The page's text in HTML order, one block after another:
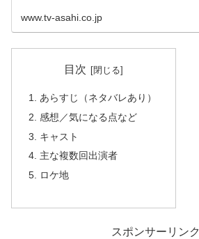
www.tv-asahi.co.jp
目次
あらすじ（ネタバレあり）
感想／気になる点など
キャスト
主な複数回出演者
ロケ地
スポンサーリンク